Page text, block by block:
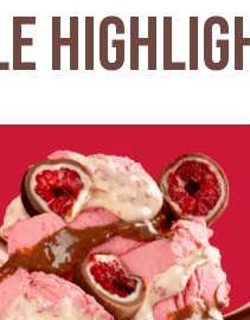
Português